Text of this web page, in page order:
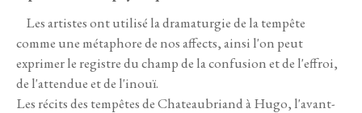
Les artistes ont utilisé la dramaturgie de la tempête
comme une métaphore de nos affects, ainsi l'on peut
exprimer le registre du champ de la confusion et de l'effroi,
de l'attendue et de l'inouï.
Les récits des tempêtes de Chateaubriand à Hugo, l'avant-